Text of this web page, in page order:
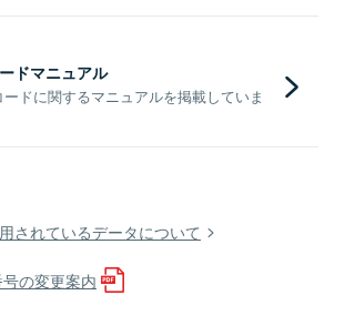
ドマニュアル
ドに関するマニュアルを掲載していま
されているデータについて
の変更案内